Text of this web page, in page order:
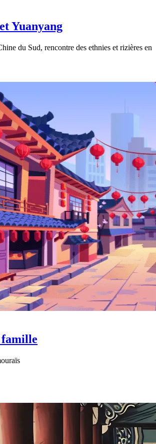
Yuanyang
du Sud, rencontre des ethnies et rizières en
famille